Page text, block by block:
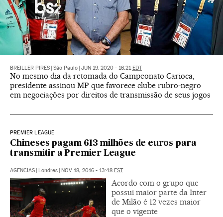
BREILLER PIRES São Paulo JUN 19, 2020 - 16:21 EDT
No mesmo dia da retomada do Campeonato Carioca,
presidente assinou MP que favorece clube rubro-negro
em negociações por direitos de transmissão de seus jogos
PREMIER LEAGUE
Chineses pagam 613 milhões de euros para
transmitir a Premier League
AGENCIAS Londres NOV 18, 2016 - 13:48 EST
Acordo com o grupo que
possui maior parte da Inter
de Milão é 12 vezes maior
que o vigente